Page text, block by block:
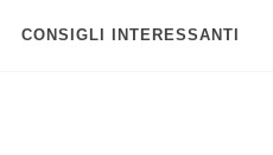
CONSIGLI INTERESSANTI